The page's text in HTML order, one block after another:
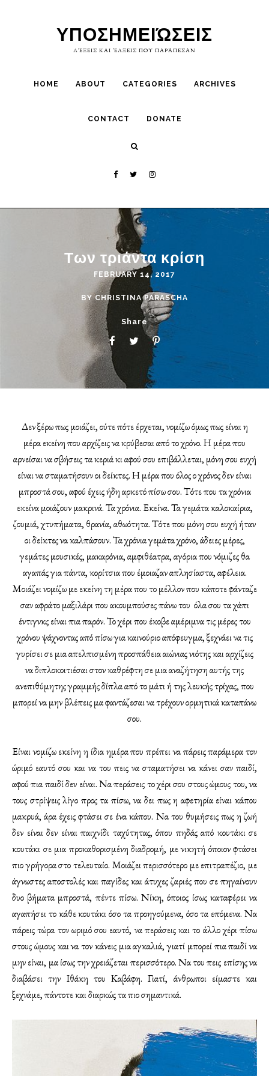
ΥΠΟΣΗΜΕΙΏΣΕΙΣ
ΛΈΞΕΙΣ ΚΑΙ ΈΛΞΕΙΣ ΠΟΥ ΠΑΡΆΠΕΣΑΝ
HOME ABOUT CATEGORIES ARCHIVES
CONTACT DONATE
Των τριάντα κρίση
FEBRUARY 14, 2017
BYCHRISTINA PARASCHA
Share
Δεν ξέρω πως μοιάζει, ούτε πότε έρχεται, νομίζω όμως πως είναι η
μέρα εκείνη που αρχίζεις να κρύβεσαι από το χρόνο. Η μέρα που
αρνείσαι να σβήσεις τα κεριά κι αφού σου επιβάλλεται, μόνη σου ευχή
είναι να σταματήσουν οι δείκτες. Η μέρα που όλος ο χρόνος δεν είναι
μπροστά σου, αφού έχεις ήδη αρκετό πίσω σου. Τότε που τα χρόνια
εκείνα μοιάζουν μακρινά. Τα χρόνια. Εκείνα. Τα γεμάτα καλοκαίρια,
ζουμιά, χτυπήματα, θρανία, αθωότητα. Τότε που μόνη σου ευχή ήταν
οι δείκτες να καλπάσουν. Τα χρόνια γεμάτα χρόνο, άδειες μέρες,
γεμάτες μουσικές, μακαρόνια, αμφιθέατρα, αγόρια που νόμιζες θα
αγαπάς για πάντα, κορίτσια που έμοιαζαν απλησίαστα, αφέλεια.
Μοιάζει νομίζω με εκείνη τη μέρα που το μέλλον που κάποτε φάνταζε
σαν αφράτο μαξιλάρι που ακουμπούσες πάνω του όλα σου τα χάπι
έντιγνκς είναι πια παρόν. Το χέρι που έκοβε αμέριμνα τις μέρες του
χρόνου ψάχνοντας από πίσω για καινούριο απόφευγμα, ξεχνάει να τις
γυρίσει σε μια απελπισμένη προσπάθεια αιώνιας νιότης και αρχίζεις
να διπλοκοιτιέσαι στον καθρέφτη σε μια αναζήτηση αυτής της
ανεπιθύμητης γραμμής δίπλα από το μάτι ή της λευκής τρίχας, που
μπορεί να μην βλέπεις μα φαντάζεσαι να τρέχουν ορμητικά καταπάνω
σου.
Είναι νομίζω εκείνη η ίδια ημέρα που πρέπει να πάρεις παράμερα τον
ώριμό εαυτό σου και να του πεις να σταματήσει να κάνει σαν παιδί,
αφού πια παιδί δεν είναι. Να περάσεις το χέρι σου στους ώμους του, να
τους στρίψεις λίγο προς τα πίσω, να δει πως η αφετηρία είναι κάπου
μακρυά, άρα έχεις φτάσει σε ένα κάπου. Να του θυμήσεις πως η ζωή
δεν είναι δεν είναι παιχνίδι ταχύτητας, όπου πηδάς από κουτάκι σε
κουτάκι σε μια προκαθορισμένη διαδρομή, με νικητή όποιον φτάσει
πιο γρήγορα στο τελευταίο. Μοιάζει περισσότερο με επιτραπέζιο, με
άγνωστες αποστολές και παγίδες και άτυχες ζαριές που σε πηγαίνουν
δυο βήματα μπροστά, πέντε πίσω. Νίκη, όποιος ίσως καταφέρει να
αγαπήσει το κάθε κουτάκι όσο τα προηγούμενα, όσο τα επόμενα. Να
πάρεις τώρα τον ωριμό σου εαυτό, να περάσεις και το άλλο χέρι πίσω
στους ώμους και να τον κάνεις μια αγκαλιά, γιατί μπορεί πια παιδί να
μην είναι, μα ίσως την χρειάζεται περισσότερο. Να του πεις επίσης να
διαβάσει την Ιθάκη του Καβάφη. Γιατί, άνθρωποι είμαστε και
ξεχνάμε, πάντοτε και διαρκώς τα πιο σημαντικά.